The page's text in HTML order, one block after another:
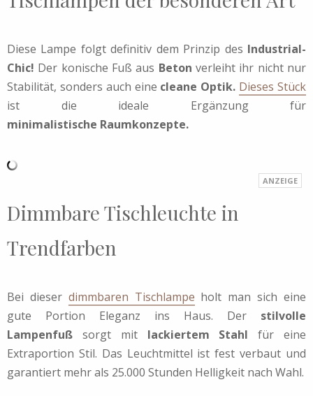
Diese Lampe folgt definitiv dem Prinzip des Industrial-
Chic! Der konische Fuß aus Beton verleiht ihr nicht nur
Stabilität, sonders auch eine cleane Optik. Dieses Stück
ist die ideale Ergänzung für
minimalistische Raumkonzepte.
Dimmbare Tischleuchte in
Trendfarben
Bei dieser dimmbaren Tischlampe holt man sich eine
gute Portion Eleganz ins Haus. Der stilvolle
Lampenfuß sorgt mit lackiertem Stahl für eine
Extraportion Stil. Das Leuchtmittel ist fest verbaut und
garantiert mehr als 25.000 Stunden Helligkeit nach Wahl.